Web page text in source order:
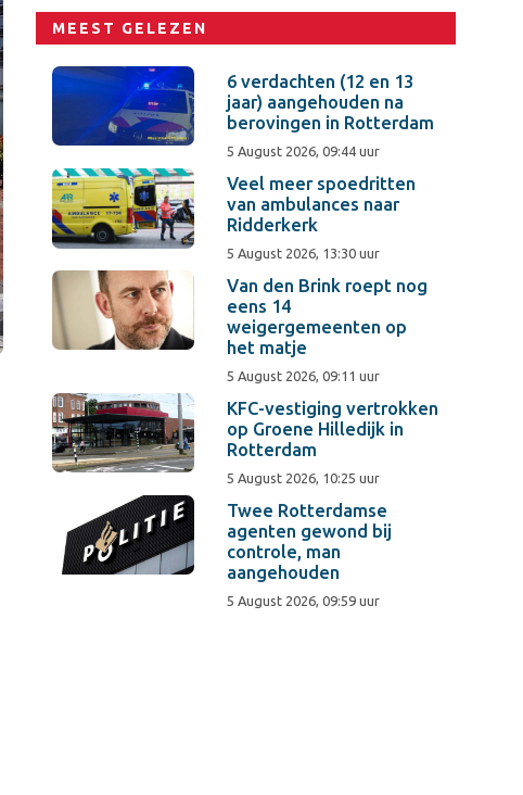
MEEST GELEZEN
6 verdachten (12 en 13
jaar) aangehouden na
berovingen in Rotterdam
5 August 2026, 09:44 uur
Veel meer spoedritten
van ambulances naar
Ridderkerk
5 August 2026, 13:30 uur
Van den Brink roept nog
eens 14
weigergemeenten op
het matje
5 August 2026, 09:11 uur
KFC-vestiging vertrokken
op Groene Hilledijk in
Rotterdam
5 August 2026, 10:25 uur
Twee Rotterdamse
agenten gewond bij
controle, man
aangehouden
5 August 2026, 09:59 uur